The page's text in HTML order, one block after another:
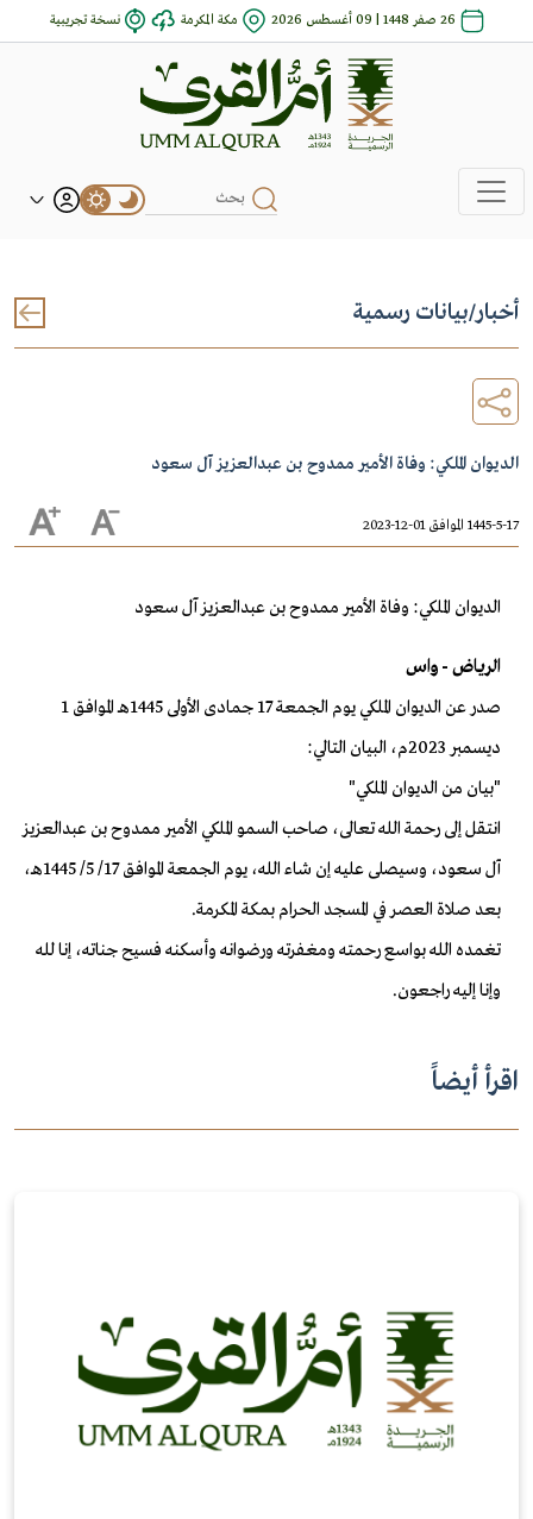
26 صفر 1448 | 09 أغسطس 2026 مكة المكرمة نسخة تجريبية
أخبار/بيانات رسمية
الديوان الملكي: وفاة الأمير ممدوح بن عبدالعزيز آل سعود
1445-5-17 الموافق 01-12-2023
الديوان الملكي: وفاة الأمير ممدوح بن عبدالعزيز آل سعود
الرياض - واس
صدر عن الديوان الملكي يوم الجمعة 17 جمادى الأولى 1445هـ الموافق 1
ديسمبر 2023م، البيان التالي:
"بيان من الديوان الملكي"
انتقل إلى رحمة الله تعالى، صاحب السمو الملكي الأمير ممدوح بن عبدالعزيز
آل سعود، وسيصلى عليه إن شاء الله، يوم الجمعة الموافق 17/ 5/ 1445هـ،
بعد صلاة العصر في المسجد الحرام بمكة المكرمة.
تغمده الله بواسع رحمته ومغفرته ورضوانه وأسكنه فسيح جناته، إنا لله
وإنا إليه راجعون.
اقرأ أيضاً